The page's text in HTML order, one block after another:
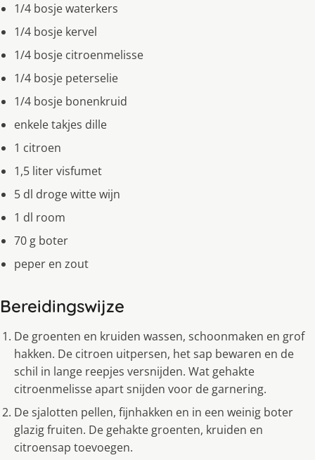
1/4 bosje waterkers
1/4 bosje kervel
1/4 bosje citroenmelisse
1/4 bosje peterselie
1/4 bosje bonenkruid
enkele takjes dille
1 citroen
1,5 liter visfumet
5 dl droge witte wijn
1 dl room
70 g boter
peper en zout
Bereidingswijze
De groenten en kruiden wassen, schoonmaken en grof
hakken. De citroen uitpersen, het sap bewaren en de
schil in lange reepjes versnijden. Wat gehakte
citroenmelisse apart snijden voor de garnering.
De sjalotten pellen, fijnhakken en in een weinig boter
glazig fruiten. De gehakte groenten, kruiden en
citroensap toevoegen.